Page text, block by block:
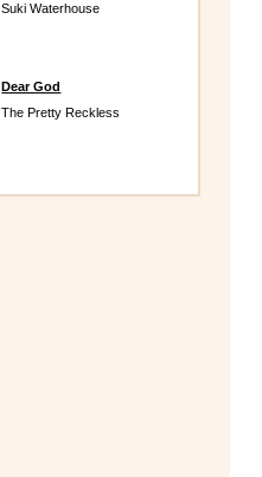
Suki Waterhouse
Dear God
The Pretty Reckless